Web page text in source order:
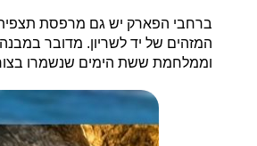
ברחבי הפארק יש גם מרפסת תצפית
וממלחמת ששת הימים שנשמרו